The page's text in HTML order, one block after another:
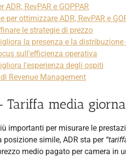
ADR, RevPAR e GOPPAR
per ottimizzare ADR, RevPAR e
le strategie di prezzo
la presenza e la distribuzione
sull'efficienza operativa
l'esperienza degli ospiti
Revenue Management
Tariffa media
importanti per misurare le
posizione simile, ADR sta per
medio pagato per camera in